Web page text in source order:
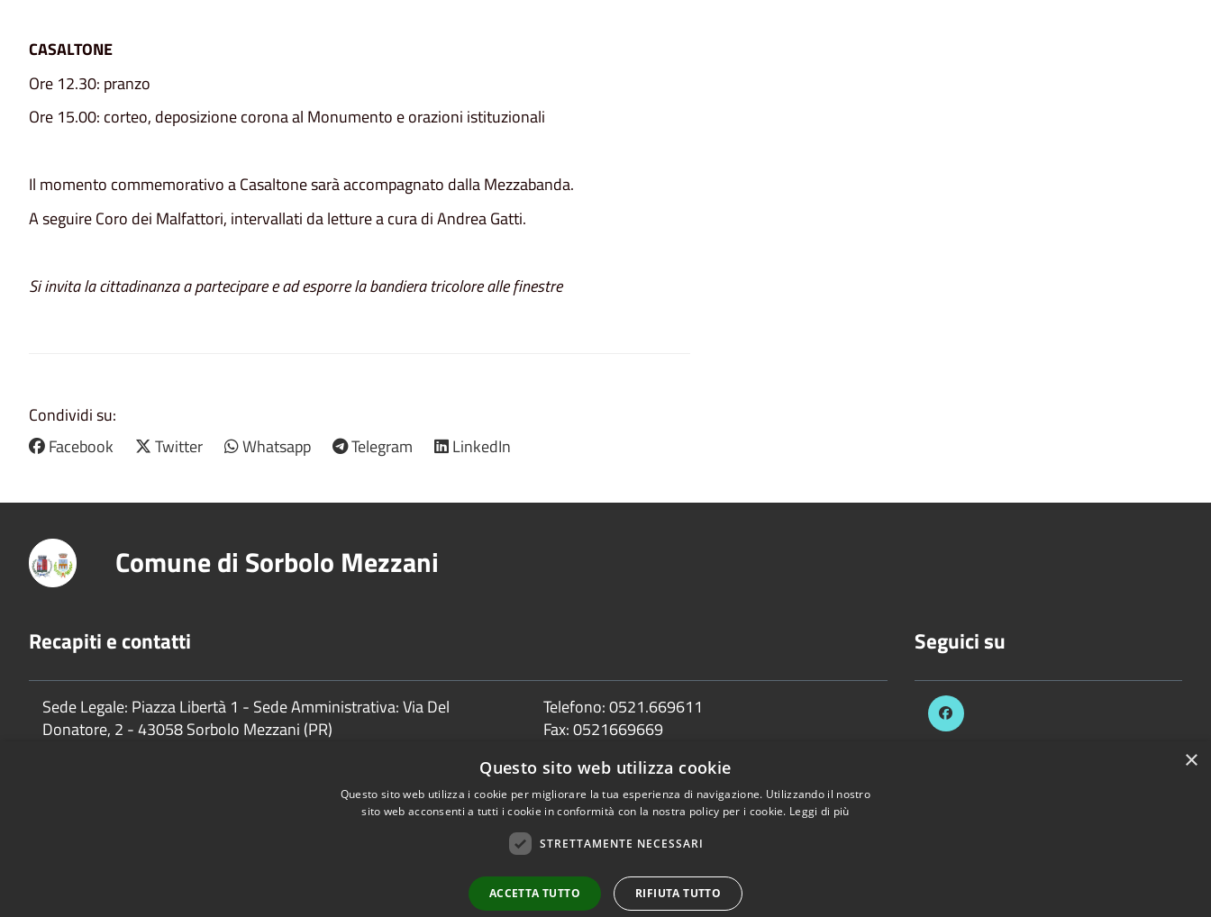
CASALTONE
Ore 12.30: pranzo
Ore 15.00: corteo, deposizione corona al Monumento e orazioni istituzionali
Il momento commemorativo a Casaltone sarà accompagnato dalla Mezzabanda.
A seguire Coro dei Malfattori, intervallati da letture a cura di Andrea Gatti.
Si invita la cittadinanza a partecipare e ad esporre la bandiera tricolore alle finestre
Condividi su:
Facebook
Twitter Whatsapp Telegram LinkedIn
Comune di Sorbolo Mezzani
Recapiti e contatti
Sede Legale: Piazza Libertà 1 - Sede Amministrativa: Via Del
Donatore, 2 - 43058 Sorbolo Mezzani (PR)
Telefono:0521.669611
Fax:0521669669
Pec:
protocollo@postacert.comune.sorbolomezzani.pr.it
Seguici su
Copyright © 2026 • Comune di Sorbolo Mezzani • Powered by
×
Questo sito web utilizza cookie
Questo sito web utilizza i cookie per migliorare la tua esperienza di navigazione. Utilizzando il nostro
sito web acconsenti a tutti i cookie in conformità con la nostra policy per i cookie. Leggi di più
STRETTAMENTE NECESSARI
ACCETTA TUTTO RIFIUTA TUTTO